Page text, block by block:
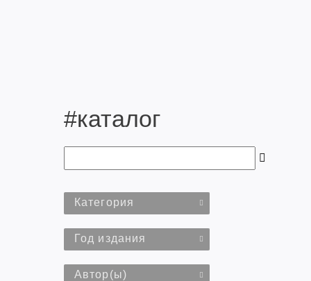
#каталог
Категория
Год издания
Автор(ы)